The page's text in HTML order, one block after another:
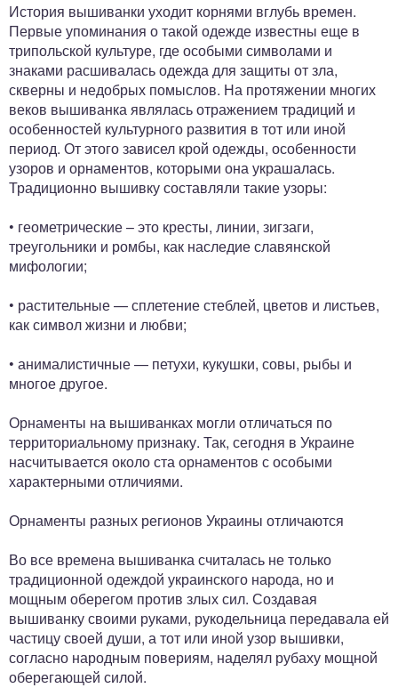
История вышиванки уходит корнями вглубь времен.
Первые упоминания о такой одежде известны еще в
трипольской культуре, где особыми символами и
знаками расшивалась одежда для защиты от зла,
скверны и недобрых помыслов. На протяжении многих
веков вышиванка являлась отражением традиций и
особенностей культурного развития в тот или иной
период. От этого зависел крой одежды, особенности
узоров и орнаментов, которыми она украшалась.
Традиционно вышивку составляли такие узоры:
• геометрические – это кресты, линии, зигзаги,
треугольники и ромбы, как наследие славянской
мифологии;
• растительные — сплетение стеблей, цветов и листьев,
как символ жизни и любви;
• анималистичные — петухи, кукушки, совы, рыбы и
многое другое.
Орнаменты на вышиванках могли отличаться по
территориальному признаку. Так, сегодня в Украине
насчитывается около ста орнаментов с особыми
характерными отличиями.
Орнаменты разных регионов Украины отличаются
Во все времена вышиванка считалась не только
традиционной одеждой украинского народа, но и
мощным оберегом против злых сил. Создавая
вышиванку своими руками, рукодельница передавала ей
частицу своей души, а тот или иной узор вышивки,
согласно народным повериям, наделял рубаху мощной
оберегающей силой.